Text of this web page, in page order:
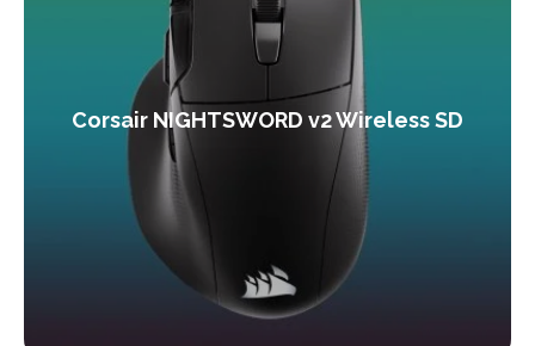
Corsair NIGHTSWORD v2 Wireless SD